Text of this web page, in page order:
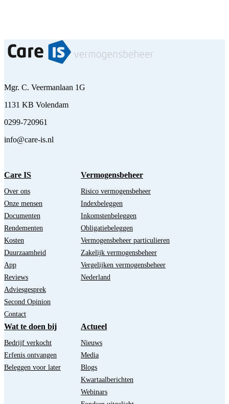
Mgr. C. Veermanlaan 1G
1131 KB Volendam
0299-720961
info@care-is.nl
Care IS
Over ons
Onze mensen
Documenten
Rendementen
Kosten
Duurzaamheid
App
Reviews
Adviesgesprek
Second Opinion
Contact
Vermogensbeheer
Risico vermogensbeheer
Indexbeleggen
Inkomstenbeleggen
Obligatiebeleggen
Vermogensbeheer particulieren
Zakelijk vermogensbeheer
Vergelijken vermogensbeheer
Nederland
Wat te doen bij
Bedrijf verkocht
Erfenis ontvangen
Beleggen voor later
Actueel
Nieuws
Media
Blogs
Kwartaalberichten
Webinars